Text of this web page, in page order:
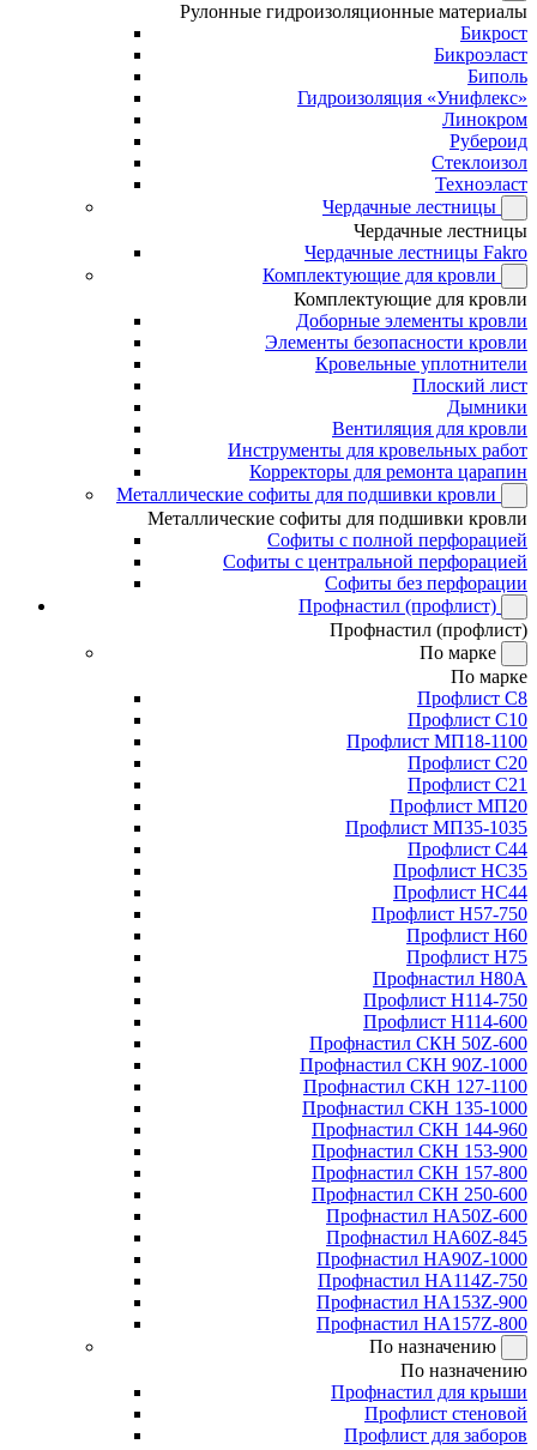
Рулонные гидроизоляционные материалы
Бикрост
Бикроэласт
Биполь
Гидроизоляция «Унифлекс»
Линокром
Рубероид
Стеклоизол
Техноэласт
Чердачные лестницы
Чердачные лестницы
Чердачные лестницы Fakro
Комплектующие для кровли
Комплектующие для кровли
Доборные элементы кровли
Элементы безопасности кровли
Кровельные уплотнители
Плоский лист
Дымники
Вентиляция для кровли
Инструменты для кровельных работ
Корректоры для ремонта царапин
Металлические софиты для подшивки кровли
Металлические софиты для подшивки кровли
Софиты с полной перфорацией
Софиты с центральной перфорацией
Софиты без перфорации
Профнастил (профлист)
Профнастил (профлист)
По марке
По марке
Профлист С8
Профлист С10
Профлист МП18-1100
Профлист С20
Профлист С21
Профлист МП20
Профлист МП35-1035
Профлист С44
Профлист НС35
Профлист НС44
Профлист Н57-750
Профлист Н60
Профлист Н75
Профнастил Н80А
Профлист Н114-750
Профлист Н114-600
Профнастил СКН 50Z-600
Профнастил СКН 90Z-1000
Профнастил СКН 127-1100
Профнастил СКН 135-1000
Профнастил СКН 144-960
Профнастил СКН 153-900
Профнастил СКН 157-800
Профнастил СКН 250-600
Профнастил НА50Z-600
Профнастил НА60Z-845
Профнастил НА90Z-1000
Профнастил НА114Z-750
Профнастил НА153Z-900
Профнастил НА157Z-800
По назначению
По назначению
Профнастил для крыши
Профлист стеновой
Профлист для заборов